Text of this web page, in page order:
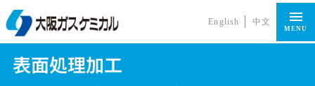
English 中文
MENU
表面処理加工